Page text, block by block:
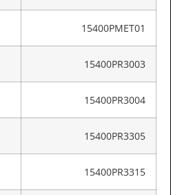
15400PMET01
15400PR3003
15400PR3004
15400PR3305
15400PR3315